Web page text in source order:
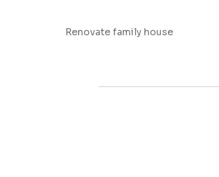
Renovate family house